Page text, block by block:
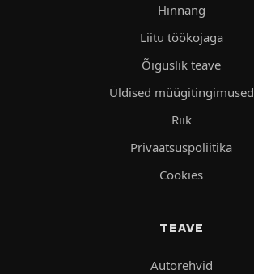
Hinnang
Liitu töökojaga
Õiguslik teave
Üldised müügitingimused
Riik
Privaatsuspoliitika
Cookies
TEAVE
Autorehvid